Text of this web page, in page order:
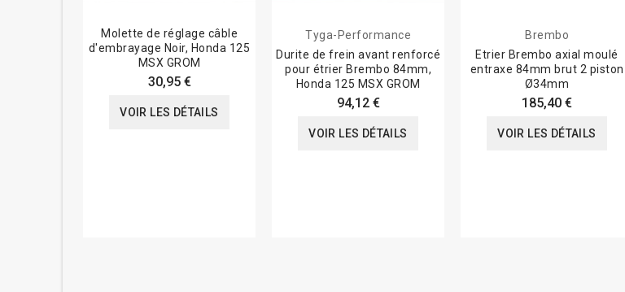
Molette de réglage câble
d'embrayage Noir, Honda 125
MSX GROM
30,95 €
VOIR LES DÉTAILS
Tyga-Performance
Durite de frein avant renforcé
pour étrier Brembo 84mm,
Honda 125 MSX GROM
94,12 €
VOIR LES DÉTAILS
Brembo
Etrier Brembo axial moulé
entraxe 84mm brut 2 piston
Ø34mm
185,40 €
VOIR LES DÉTAILS